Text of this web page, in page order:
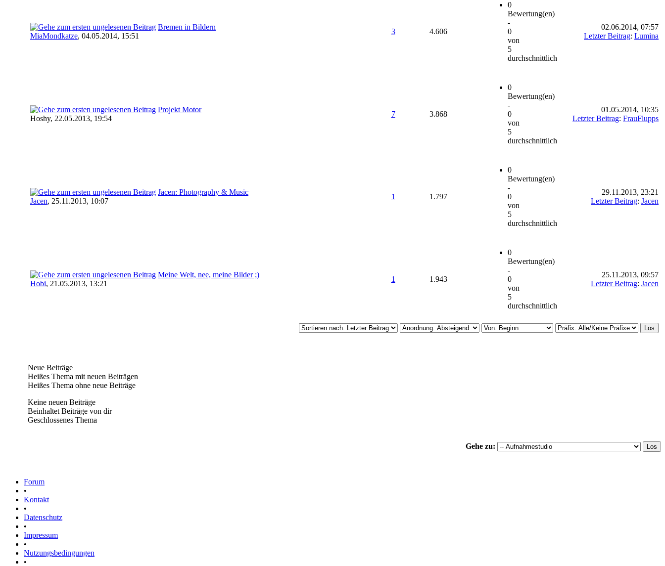
Bremen in Bildern
MiaMondkatze, 04.05.2014, 15:51
3 4.606
0
Bewertung(en)
-
0
von
5
durchschnittlich
02.06.2014, 07:57
Letzter Beitrag: Lumina
Projekt Motor
Hoshy, 22.05.2013, 19:54
7 3.868
0
Bewertung(en)
-
0
von
5
durchschnittlich
01.05.2014, 10:35
Letzter Beitrag: FrauFlupps
Jacen: Photography & Music
Jacen, 25.11.2013, 10:07
1 1.797
0
Bewertung(en)
-
0
von
5
durchschnittlich
29.11.2013, 23:21
Letzter Beitrag: Jacen
Meine Welt, nee, meine Bilder ;)
Hobi, 21.05.2013, 13:21
1 1.943
0
Bewertung(en)
-
0
von
5
durchschnittlich
25.11.2013, 09:57
Letzter Beitrag: Jacen
Neue Beiträge
Heißes Thema mit neuen Beiträgen
Heißes Thema ohne neue Beiträge
Keine neuen Beiträge
Beinhaltet Beiträge von dir
Geschlossenes Thema
Gehe zu:
Forum
•
Kontakt
•
Datenschutz
•
Impressum
•
Nutzungsbedingungen
•